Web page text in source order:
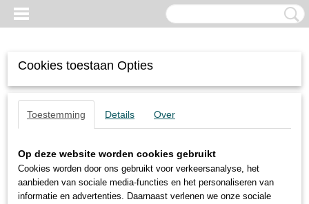
Cookies toestaan Opties
Toestemming Details Over
Op deze website worden cookies gebruikt
Cookies worden door ons gebruikt voor verkeersanalyse, het
aanbieden van sociale media-functies en het personaliseren van
informatie en advertenties. Daarnaast verlenen we onze sociale